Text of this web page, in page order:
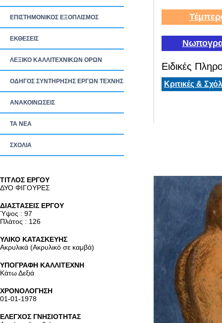
ΕΠΙΣΤΗΜΟΝΙΚΟΣ ΕΞΟΠΛΙΣΜΟΣ
ΕΚΘΕΣΕΙΣ
ΛΕΞΙΚΟ ΚΑΛΛΙΤΕΧΝΙΚΩΝ ΟΡΩΝ
ΟΔΗΓΟΣ ΣΥΝΤΗΡΗΣΗΣ ΕΡΓΩΝ ΤΕΧΝΗΣ
ΑΝΑΚΟΙΝΩΣΕΙΣ
ΤΑ ΝEΑ
ΣΧΟΛΙΑ
Ειδικές
Κριτικές &
TITΛΟΣ ΕΡΓΟΥ
ΔΥΟ ΦΙΓΟΥΡΕΣ
ΔΙΑΣΤΑΣΕΙΣ ΕΡΓΟΥ
Ύψος : 97
Πλάτος : 126
ΥΛΙΚΟ ΚΑΤΑΣΚΕΥΗΣ
Ακρυλικά (Ακρυλικό σε καμβά)
ΥΠΟΓΡΑΦΗ ΚΑΛΛΙΤΕΧΝΗ
Κάτω Δεξιά
ΧΡΟΝΟΛΟΓΗΣΗ
01-01-1978
ΕΛΕΓΧΟΣ ΓΝΗΣΙΟΤΗΤΑΣ